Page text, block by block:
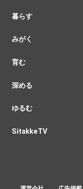
暮らす
みがく
育む
深める
ゆるむ
SitakkeTV